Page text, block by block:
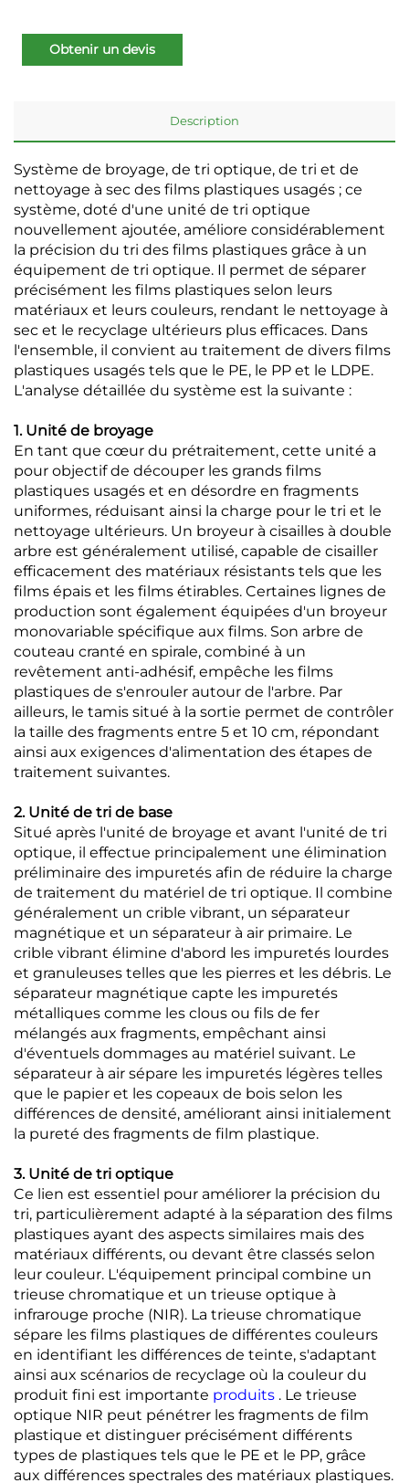
Obtenir un devis
Description
Système de broyage, de tri optique, de tri et de
nettoyage à sec des films plastiques usagés ; ce
système, doté d'une unité de tri optique
nouvellement ajoutée, améliore considérablement
la précision du tri des films plastiques grâce à un
équipement de tri optique. Il permet de séparer
précisément les films plastiques selon leurs
matériaux et leurs couleurs, rendant le nettoyage à
sec et le recyclage ultérieurs plus efficaces. Dans
l'ensemble, il convient au traitement de divers films
plastiques usagés tels que le PE, le PP et le LDPE.
L'analyse détaillée du système est la suivante :
1. Unité de broyage
En tant que cœur du prétraitement, cette unité a
pour objectif de découper les grands films
plastiques usagés et en désordre en fragments
uniformes, réduisant ainsi la charge pour le tri et le
nettoyage ultérieurs. Un broyeur à cisailles à double
arbre est généralement utilisé, capable de cisailler
efficacement des matériaux résistants tels que les
films épais et les films étirables. Certaines lignes de
production sont également équipées d'un broyeur
monovariable spécifique aux films. Son arbre de
couteau cranté en spirale, combiné à un
revêtement anti-adhésif, empêche les films
plastiques de s'enrouler autour de l'arbre. Par
ailleurs, le tamis situé à la sortie permet de contrôler
la taille des fragments entre 5 et 10 cm, répondant
ainsi aux exigences d'alimentation des étapes de
traitement suivantes.
2. Unité de tri de base
Situé après l'unité de broyage et avant l'unité de tri
optique, il effectue principalement une élimination
préliminaire des impuretés afin de réduire la charge
de traitement du matériel de tri optique. Il combine
généralement un crible vibrant, un séparateur
magnétique et un séparateur à air primaire. Le
crible vibrant élimine d'abord les impuretés lourdes
et granuleuses telles que les pierres et les débris. Le
séparateur magnétique capte les impuretés
métalliques comme les clous ou fils de fer
mélangés aux fragments, empêchant ainsi
d'éventuels dommages au matériel suivant. Le
séparateur à air sépare les impuretés légères telles
que le papier et les copeaux de bois selon les
différences de densité, améliorant ainsi initialement
la pureté des fragments de film plastique.
3. Unité de tri optique
Ce lien est essentiel pour améliorer la précision du
tri, particulièrement adapté à la séparation des films
plastiques ayant des aspects similaires mais des
matériaux différents, ou devant être classés selon
leur couleur. L'équipement principal combine un
trieuse chromatique et un trieuse optique à
infrarouge proche (NIR). La trieuse chromatique
sépare les films plastiques de différentes couleurs
en identifiant les différences de teinte, s'adaptant
ainsi aux scénarios de recyclage où la couleur du
produit fini est importante produits . Le trieuse
optique NIR peut pénétrer les fragments de film
plastique et distinguer précisément différents
types de plastiques tels que le PE et le PP, grâce
aux différences spectrales des matériaux plastiques.